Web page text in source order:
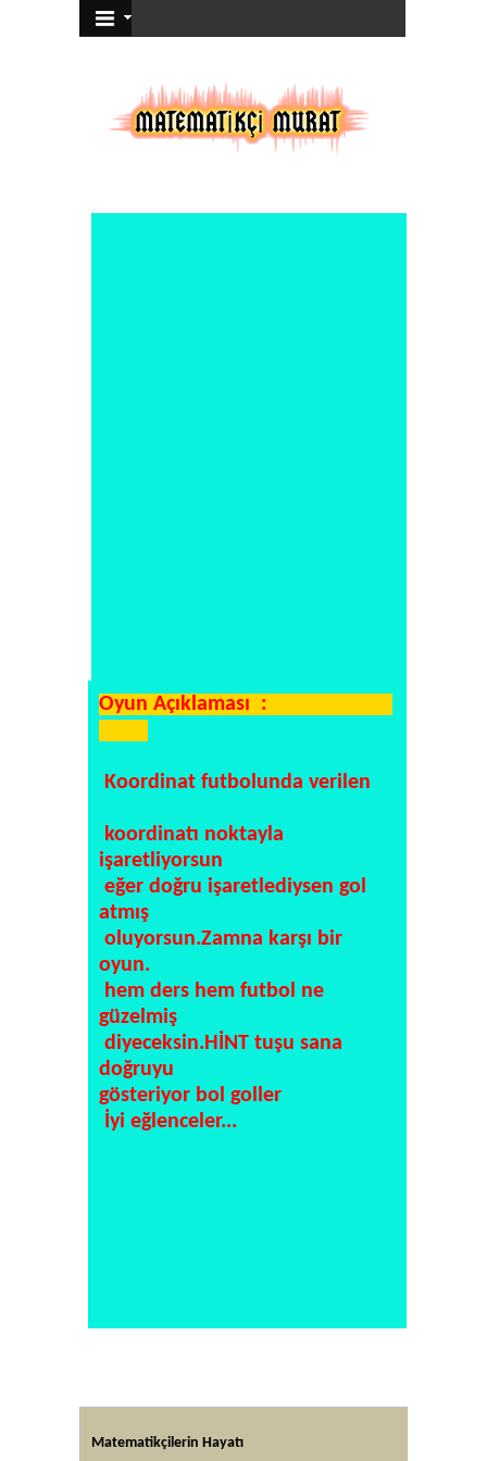
Oyun Açıklaması :
Koordinat futbolunda verilen
koordinatı noktayla
işaretliyorsun
eğer doğru işaretlediysen gol
atmış
oluyorsun.Zamna karşı bir
oyun.
hem ders hem futbol ne
güzelmiş
diyeceksin.HİNT tuşu sana
doğruyu
gösteriyor bol goller
İyi eğlenceler...
Matematikçilerin Hayatı